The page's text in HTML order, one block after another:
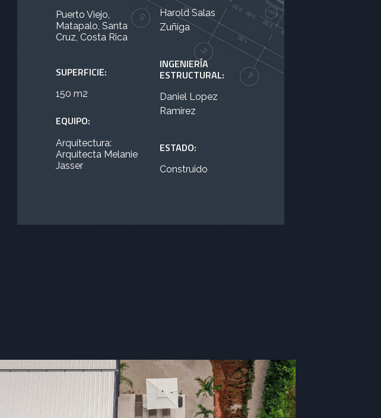
Puerto Viejo,
Matapalo, Santa
Cruz, Costa Rica
SUPERFICIE:
150 m2
EQUIPO:
Arquitectura:
Arquitecta Melanie
Jasser
Harold Salas
Zuñiga
INGENIERÍA
ESTRUCTURAL:
Daniel Lopez
Ramirez
ESTADO:
Construido